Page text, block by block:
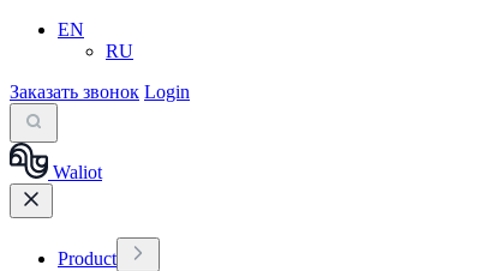
EN
RU
Заказать звонок Login
Waliot
Product